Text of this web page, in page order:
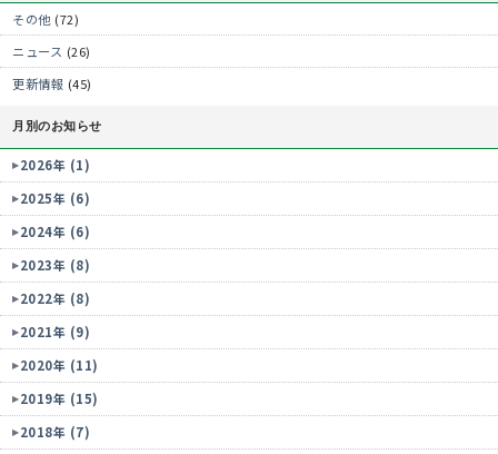
その他 (72)
ニュース (26)
更新情報 (45)
月別のお知らせ
2026年 (1)
2025年 (6)
2024年 (6)
2023年 (8)
2022年 (8)
2021年 (9)
2020年 (11)
2019年 (15)
2018年 (7)